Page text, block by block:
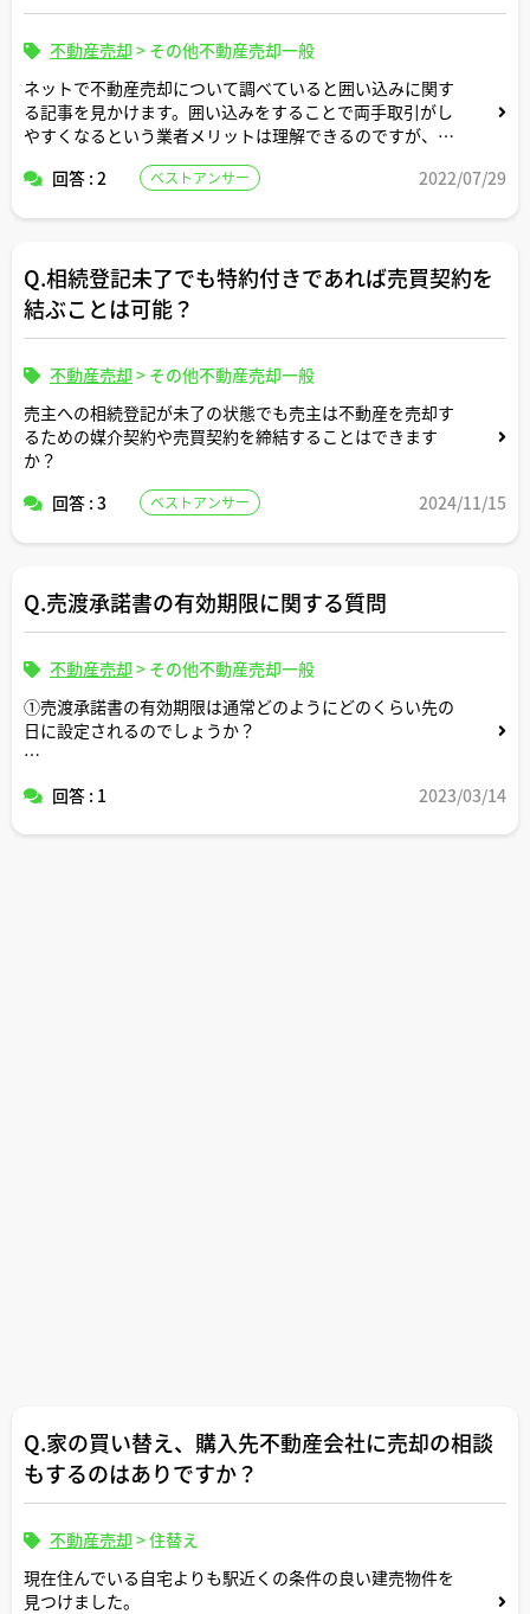
不動産売却 > その他不動産売却一般
ネットで不動産売却について調べていると囲い込みに関す
る記事を見かけます。囲い込みをすることで両手取引がし
やすくなるという業者メリットは理解できるのですが、逆
るでしょうか？
よろしくお願いいたします。
回答 : 2 ベストアンサー 2022/07/29
Q.相続登記未了でも特約付きであれば売買契約を
結ぶことは可能？
不動産売却 > その他不動産売却一般
売主への相続登記が未了の状態でも売主は不動産を売却す
るための媒介契約や売買契約を締結することはできます
か？
回答 : 3
ベストアンサー 2024/11/15
Q.売渡承諾書の有効期限に関する質問
不動産売却 > その他不動産売却一般
①売渡承諾書の有効期限は通常どのようにどのくらい先の
日に設定されるのでしょうか？
った場合、
回答 : 1 2023/03/14
Q.家の買い替え、購入先不動産会社に売却の相談
もするのはありですか？
不動産売却 >住替え
現在住んでいる自宅よりも駅近くの条件の良い建売物件を
見つけました。